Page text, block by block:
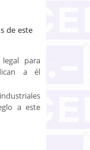
de este
para
a él
a este